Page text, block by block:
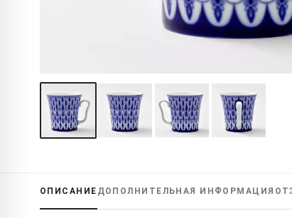
ОПИСАНИЕ ДОПОЛНИТЕЛЬНАЯ ИНФОРМАЦИЯ